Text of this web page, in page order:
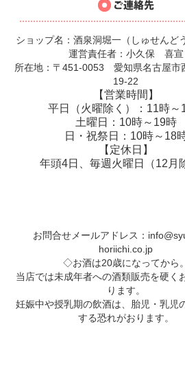
ショップ名：酒泉洞堀一（しゅせんど
運営責任者：小久保 喜宣
所在地：〒451-0053 愛知県名古屋市
19-22
【営業時間】
平日（火曜除く）：11時～
土曜日：10時～19時
日・祝祭日：10時～18
【定休日】
年頭4日、毎週火曜日（12月
お問合せメールアドレス：
horiichi.co.jp
◇お酒は20歳になってから。
当店では未成年者への酒類販売を硬く
ります。
妊娠中や授乳期の飲酒は、胎児・乳児
する恐れがおります。